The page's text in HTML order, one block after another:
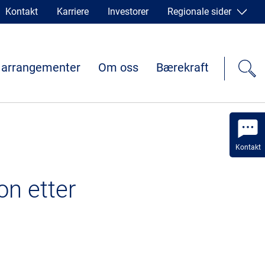
Kontakt
Kontakt Karriere Investorer Regionale sider
Om oss Bærekraft
etter